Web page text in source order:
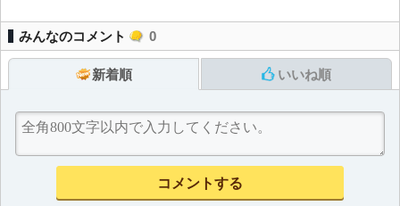
みんなのコメント 0
新着順 いいね順